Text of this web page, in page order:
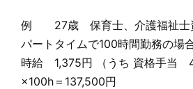
例 27歳 保育士、介護福祉士資
パートタイムで100時間勤務の場
時給 1,375円 （うち 資格手当
×100h＝137,500円